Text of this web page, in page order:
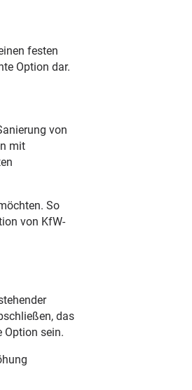
festen
Option dar.
von
mit
So
von KfW-
das
Option sein.